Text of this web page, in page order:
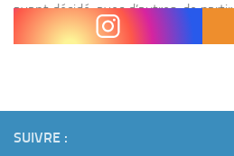
ayant décidé, avec d’autres, de
pour l’Espagne dans la...
SUIVRE :